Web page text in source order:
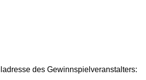
des Gewinnspielveranstalters: